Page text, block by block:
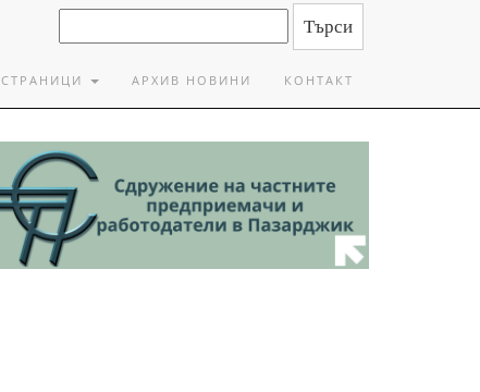
СТРАНИЦИ АРХИВ НОВИНИ КОНТАКТ